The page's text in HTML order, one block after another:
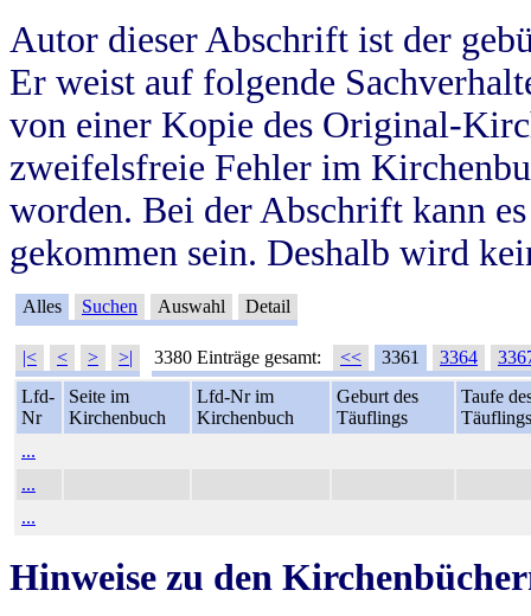
Autor dieser Abschrift ist der
Er weist auf folgende
von einer Kopie des Original-
zweifelsfreie Fehler im
worden. Bei der Abschrift kann
gekommen sein. Deshalb wird
Alles Suchen Auswahl Detail
|< < > >| 3380 Einträge gesamt: << 3361 3364
Lfd-
Nr
Seite im
Kirchenbuch
Lfd-Nr im
Kirchenbuch
Geburt des
Täuflings
Taufe
Täuflings
...
...
...
Hinweise zu den